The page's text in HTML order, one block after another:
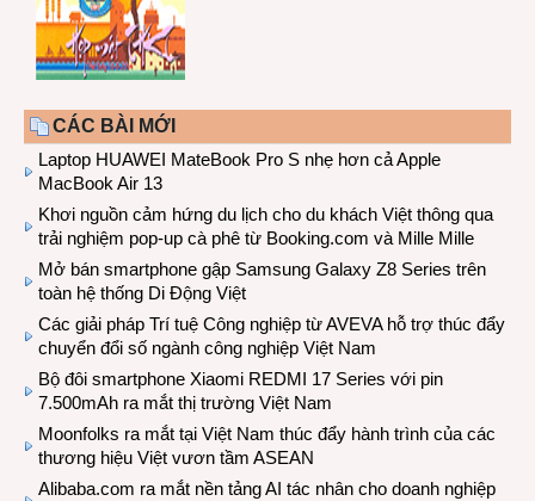
CÁC BÀI MỚI
Laptop HUAWEI MateBook Pro S nhẹ hơn cả Apple
MacBook Air 13
Khơi nguồn cảm hứng du lịch cho du khách Việt thông qua
trải nghiệm pop-up cà phê từ Booking.com và Mille Mille
Mở bán smartphone gập Samsung Galaxy Z8 Series trên
toàn hệ thống Di Động Việt
Các giải pháp Trí tuệ Công nghiệp từ AVEVA hỗ trợ thúc đẩy
chuyển đổi số ngành công nghiệp Việt Nam
Bộ đôi smartphone Xiaomi REDMI 17 Series với pin
7.500mAh ra mắt thị trường Việt Nam
Moonfolks ra mắt tại Việt Nam thúc đẩy hành trình của các
thương hiệu Việt vươn tầm ASEAN
Alibaba.com ra mắt nền tảng AI tác nhân cho doanh nghiệp